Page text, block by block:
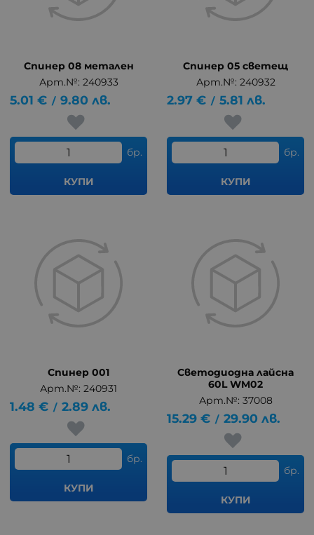
Спинер 08 метален
Арт.№: 240933
5.01 € / 9.80 лв.
бр.
КУПИ
Спинер 05 светещ
Арт.№: 240932
2.97 € / 5.81 лв.
бр.
КУПИ
Спинер 001
Арт.№: 240931
1.48 € / 2.89 лв.
бр.
КУПИ
Светодиодна лайсна
60L WM02
Арт.№: 37008
15.29 € / 29.90 лв.
бр.
КУПИ